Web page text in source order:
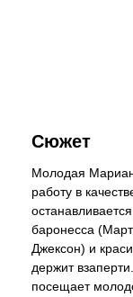
Сюжет
Молодая
работу в
баронесса
Джексон) и
держит
посещает